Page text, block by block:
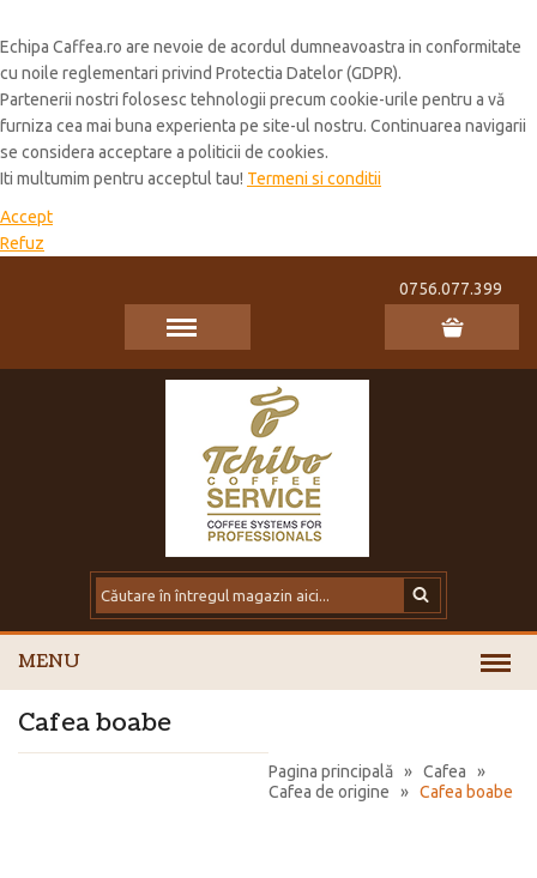
Echipa Caffea.ro are nevoie de acordul dumneavoastra in conformitate
cu noile reglementari privind Protectia Datelor (GDPR).
Partenerii nostri folosesc tehnologii precum cookie-urile pentru a vă
furniza cea mai buna experienta pe site-ul nostru. Continuarea navigarii
se considera acceptare a politicii de cookies.
Iti multumim pentru acceptul tau! Termeni si conditii
Accept
Refuz
0756.077.399
MENU
Pagina principală » Cafea
»
Cafea de origine
» Cafea boabe
Cafea boabe